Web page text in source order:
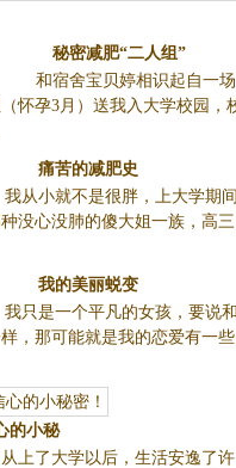
秘密减肥“二人组”
和宿舍宝贝婷相识起自一场
尴尬的风波。那天二姐（怀孕3
事情都是那么...
痛苦的减肥史
我从小就不是很胖，上大学
心没肺的傻大姐一族，高三的紧
张感被大学无...
我的美丽蜕变
说和其他女孩子有什么不一样，
那可能就是我的恋爱有一些特别
吧！我和男朋...